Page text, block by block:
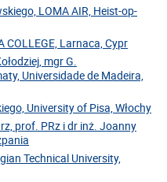
LOMA AIR, Heist-op-
COLLEGE, Larnaca, Cypr
mgr G.
Universidade de Madeira,
University of Pisa, Włochy
prof. PRz i dr inż. Joanny
Technical University,